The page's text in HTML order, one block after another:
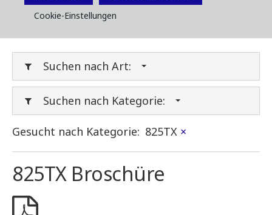
Cookie-Einstellungen
Filter Media
Suchen nach Art:
Suchen nach Kategorie:
Gesucht nach Kategorie: 825TX ×
825TX Broschüre